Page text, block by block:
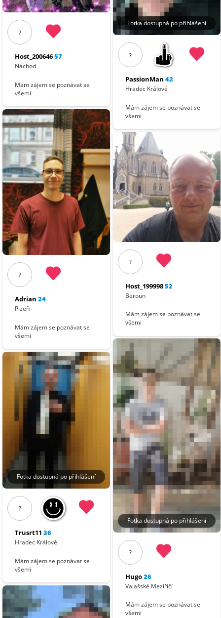
?
Host_20064657
Náchod
Mám zájem se poznávat se
všemi
?
Adrian 24
Plzeň
Mám zájem se poznávat se
všemi
Fotka dostupná po přihlášení
?
Trusrt11 36
Hradec Králové
Mám zájem se poznávat se
všemi
Fotka dostupná po přihlášení
?
PassionMan 42
Hradec Králové
Mám zájem se poznávat se
všemi
?
Host_19999852
Beroun
Mám zájem se poznávat se
všemi
Fotka dostupná po přihlášení
?
Hugo26
Valašské Meziříčí
Mám zájem se poznávat se
všemi